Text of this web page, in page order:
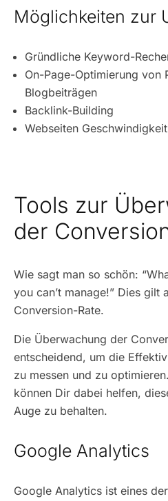
Möglichkeiten zur
Gründliche Keyword-
On-Page-Optimierung von
Blogbeiträgen
Backlink-Building
Webseiten
Tools zur
der
Wie sagt man so schön:
you can’t manage!” Dies gilt
Conversion-Rate.
Die Überwachung der
entscheidend, um die
zu messen und zu
können Dir dabei helfen,
Auge zu behalten.
Google Analytics
Google Analytics ist eines